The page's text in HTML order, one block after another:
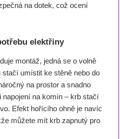
na dotek, což ocení
elektřiny
montáž, jedná se o volně
umístit ke stěně nebo do
na prostor a snadno
napojení na komín – krb stačí
Efekt hořícího ohně je navíc
můžete mít krb zapnutý pro